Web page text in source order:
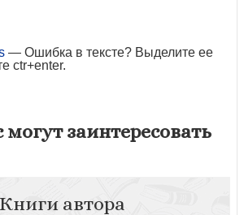
— Ошибка в тексте? Выделите ее
ctr+enter.
могут заинтересовать
Книги автора